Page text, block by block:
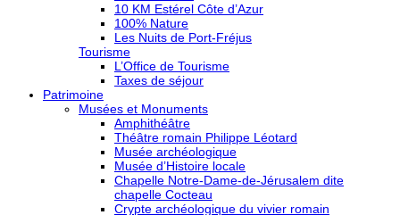
10 KM Estérel Côte d’Azur
100% Nature
Les Nuits de Port-Fréjus
Tourisme
L’Office de Tourisme
Taxes de séjour
Patrimoine
Musées et Monuments
Amphithéâtre
Théâtre romain Philippe Léotard
Musée archéologique
Musée d’Histoire locale
Chapelle Notre-Dame-de-Jérusalem dite
chapelle Cocteau
Crypte archéologique du vivier romain